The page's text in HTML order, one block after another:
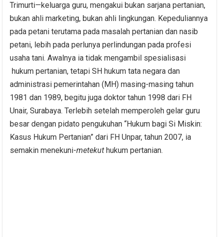
Trimurti—keluarga guru, mengakui bukan sarjana pertanian,
bukan ahli marketing, bukan ahli lingkungan. Kepeduliannya
pada petani terutama pada masalah pertanian dan nasib
petani, lebih pada perlunya perlindungan pada profesi
usaha tani. Awalnya ia tidak mengambil spesialisasi
hukum pertanian, tetapi SH hukum tata negara dan
administrasi pemerintahan (MH) masing-masing tahun
1981 dan 1989, begitu juga doktor tahun 1998 dari FH
Unair, Surabaya. Terlebih setelah memperoleh gelar guru
besar dengan pidato pengukuhan “Hukum bagi Si Miskin:
Kasus Hukum Pertanian” dari FH Unpar, tahun 2007, ia
semakin menekuni-metekut hukum pertanian.